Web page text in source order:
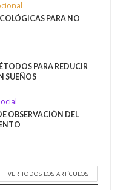
PARA NO
PARA REDUCIR
SUEÑOS
OBSERVACIÓN DEL
VER TODOS LOS ARTÍCULOS